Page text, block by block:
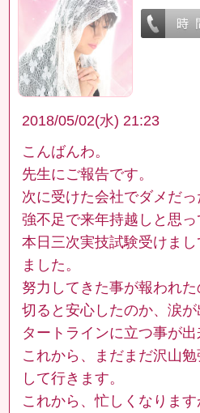
2018/05/02(水) 21:23
こんばんわ。
先生にご報告です。
次に受けた会社でダメだ
強不足で来年持越しと思っ
本日三次実技試験受けま
ました。
努力してきた事が報われ
切ると安心したのか、涙
タートラインに立つ事が出
これから、まだまだ沢山
して行きます。
これから、忙しくなります